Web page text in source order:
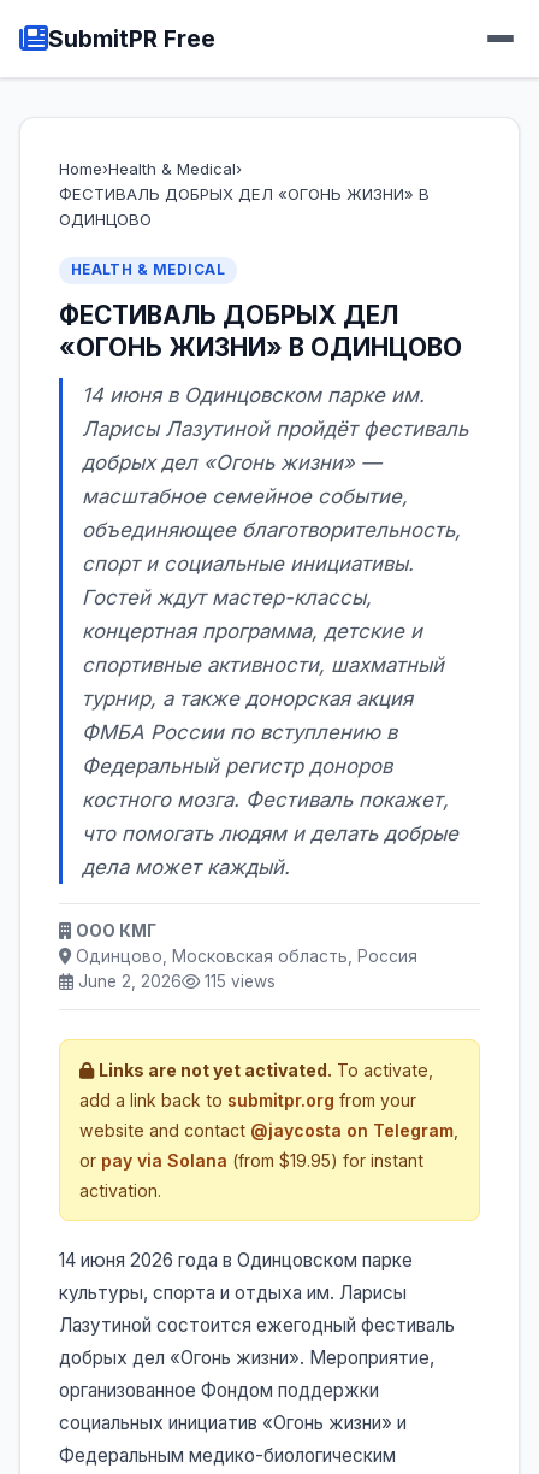
SubmitPR Free
Home›Health & Medical›
ФЕСТИВАЛЬ ДОБРЫХ ДЕЛ «ОГОНЬ ЖИЗНИ» В
ОДИНЦОВО
HEALTH & MEDICAL
ФЕСТИВАЛЬ ДОБРЫХ ДЕЛ
«ОГОНЬ ЖИЗНИ» В ОДИНЦОВО
14 июня в Одинцовском парке им.
Ларисы Лазутиной пройдёт фестиваль
добрых дел «Огонь жизни» —
масштабное семейное событие,
объединяющее благотворительность,
спорт и социальные инициативы.
Гостей ждут мастер-классы,
концертная программа, детские и
спортивные активности, шахматный
турнир, а также донорская акция
ФМБА России по вступлению в
Федеральный регистр доноров
костного мозга. Фестиваль покажет,
что помогать людям и делать добрые
дела может каждый.
ООО КМГ
Одинцово, Московская область, Россия
June 2, 2026
115 views
Links are not yet activated. To activate,
add a link back to submitpr.org from your
website and contact @jaycosta on Telegram
or pay via Solana (from $19.95) for instant
activation.
14 июня 2026 года в Одинцовском парке
культуры, спорта и отдыха им. Ларисы
Лазутиной состоится ежегодный фестиваль
добрых дел «Огонь жизни». Мероприятие,
организованное Фондом поддержки
социальных инициатив «Огонь жизни» и
Федеральным медико-биологическим